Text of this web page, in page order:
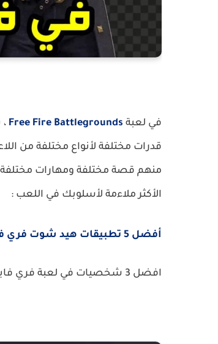
في لعبة Free Fire Battlegrounds
قدرات مختلفة لأنواع مختلفة من
منهم قصة مختلفة ومهارات
الأكثر ملاءمة لأسلوبك في اللعب :
أفضل 5 تطبيقات هيد شوت فري فاير
افضل 3 شخصيات في لعبة فري فاير - ترتيب اقوي شخصيات فري فاير